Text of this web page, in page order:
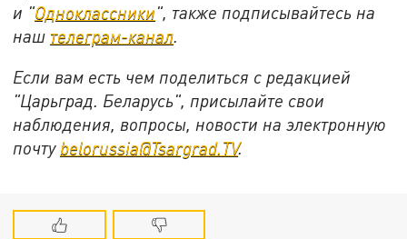
и "Одноклассники", также подписывайтесь на
наш телеграм-канал
Если вам есть чем поделиться с редакцией
"Царьград. Беларусь", присылайте свои
наблюдения, вопросы, новости на электронную
почту belorussia@Tsargrad.TV.